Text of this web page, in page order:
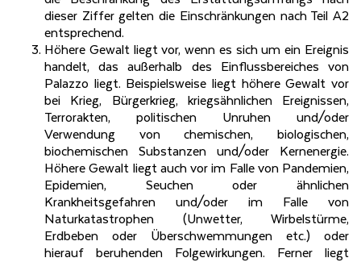
dieser Ziffer gelten die Einschränkungen nach Teil A2
entsprechend.
Höhere Gewalt liegt vor, wenn es sich um ein Ereignis
handelt, das außerhalb des Einflussbereiches von
Palazzo liegt. Beispielsweise liegt höhere Gewalt vor
bei Krieg, Bürgerkrieg, kriegsähnlichen Ereignissen,
Terrorakten, politischen Unruhen und/oder
Verwendung von chemischen, biologischen,
biochemischen Substanzen und/oder Kernenergie.
Höhere Gewalt liegt auch vor im Falle von Pandemien,
Epidemien, Seuchen oder ähnlichen
Krankheitsgefahren und/oder im Falle von
Naturkatastrophen (Unwetter, Wirbelstürme,
Erdbeben oder Überschwemmungen etc.) oder
hierauf beruhenden Folgewirkungen. Ferner liegt